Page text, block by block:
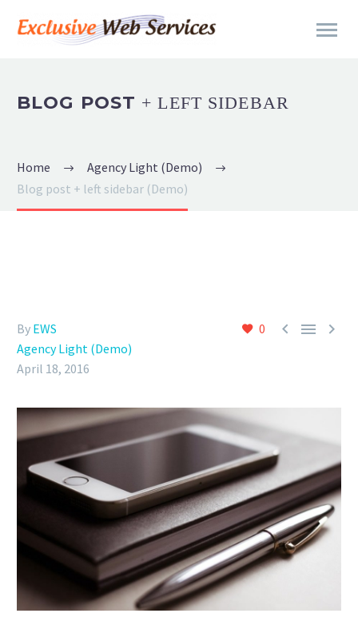
BLOG POST + LEFT SIDEBAR
Home
Agency Light (Demo)
Blog post + left sidebar (Demo)
0   
By EWS
Agency Light (Demo)
April 18, 2016